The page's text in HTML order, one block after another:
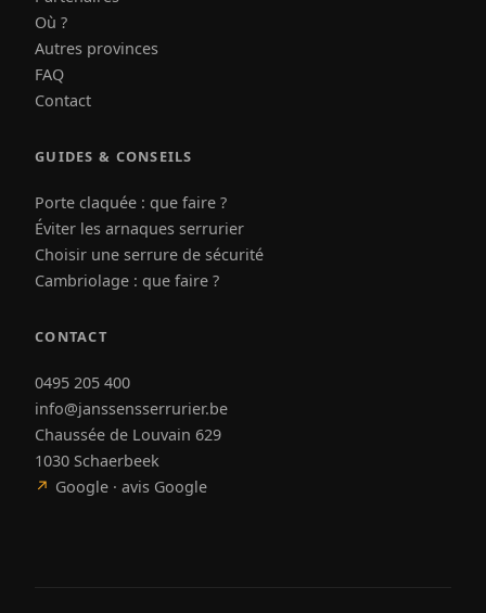
Où ?
Autres provinces
FAQ
Contact
GUIDES & CONSEILS
Porte claquée : que faire ?
Éviter les arnaques serrurier
Choisir une serrure de sécurité
Cambriolage : que faire ?
CONTACT
0495 205 400
info@janssensserrurier.be
Chaussée de Louvain 629
1030 Schaerbeek
↗ Google · avis Google